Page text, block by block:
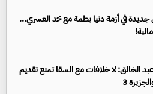
في أزمة دنيا بطمة مع محمد العسري...
الخالق: لا خلافات مع السقا تمنع تقديم